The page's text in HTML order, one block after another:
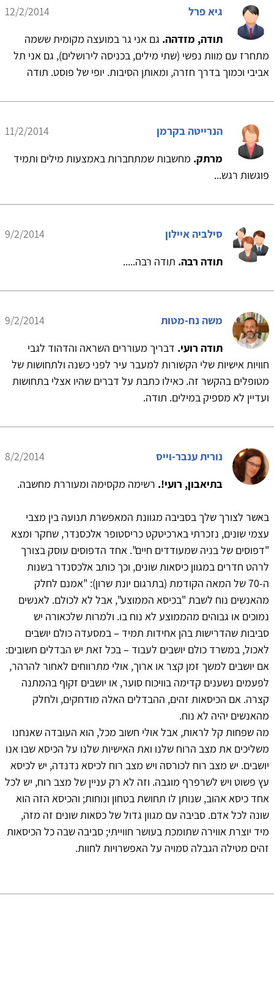
גיא פרל
12/2/2014
תודה, מזדהה. גם אני גר במועצה מקומית ששמה
מתחרז עם מוות נפשי (שתי מילים, בכניסה לירושלים), גם אני תל
אביבי וכמוך בדרך חזרה, ומאותן הסיבות. יופי של פוסט. תודה
הנרייטה בקרמן
11/2/2014
מרתק. מחשבות שמתחברות באמצעות מילים ותמיד
פוגשות רגש...
סילביה איילון
9/2/2014
תודה רבה. תודה רבה.....
משה נח-מטות
9/2/2014
תודה רועי. דבריך מעוררים השראה והדהוד לגבי
חוויות אישיות שלי הקשורות למעבר עיר לפני כשנה ולתחושות של
מטופלים בהקשר זה. כאילו כתבת על דברים שהיו אצלי בתחושות
ועדיין לא מספיק במילים. תודה.
נורית ענבר-וייס
8/2/2014
בתיאבון, רועי!. רשימה מקסימה ומעוררת מחשבה.
באשר לצורך שלך בסביבה מגוונת המאפשרת תנועה בין מצבי
עצמי שונים, נזכרתי בארכיטקט כריסטופר אלכסנדר, שחקר ומצא
"דפוסים של בניה שמעודדים חיים". אחד הדפוסים עוסק בצורך
לרהט חדרים במגוון כיסאות שונים, וכך כותב אלכסנדר בשנות
ה-70 של המאה הקודמת (בתרגום יונת שרון): "אמנם לחלק
מהאנשים נוח לשבת "בכיסא הממוצע", אבל לא לכולם. לאנשים
נמוכים או גבוהים מהממוצע לא נוח בו. ולמרות שלכאורה יש
סביבות שהדרישות בהן אחידות תמיד – במסעדה כולם יושבים
לאכול, במשרד כולם יושבים לעבוד – בכל זאת יש הבדלים חשובים:
אם יושבים למשך זמן קצר או ארוך, אולי מתרווחים לאחור להרהר,
לפעמים נשענים קדימה בוויכוח סוער, או יושבים זקוף בהמתנה
קצרה. אם הכיסאות זהים, ההבדלים האלה מודחקים, ולחלק
מהאנשים יהיה לא נוח.
מה שפחות קל לראות, אבל אולי חשוב מכל, הוא העובדה שאנחנו
משליכים את מצב הרוח שלנו ואת האישיות שלנו על הכיסא שבו אנו
יושבים. יש מצב רוח לכורסה ויש מצב רוח לכיסא נדנדה, יש לכיסא
עץ פשוט ויש לשרפרף מוגבה. וזה לא רק עניין של מצב רוח, יש לכל
אחד כיסא אהוב, שנותן לו תחושת בטחון ונוחות; והכיסא הזה הוא
שונה לכל אדם. סביבה עם מגוון גדול של כסאות שונים זה מזה,
מיד יוצרת אווירה שתומכת בעושר חווייתי; סביבה שבה כל הכיסאות
זהים מטילה הגבלה סמויה על האפשרויות לחוות.